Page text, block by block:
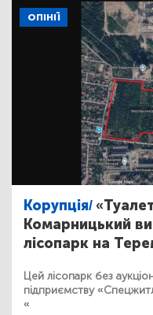
ОПІНІЇ
Корупція/
Комарницький
лісопарк на
Цей лісопарк без
підприємству
«